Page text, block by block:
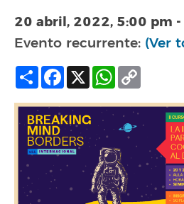
20 abril, 2022, 5:00 pm -
Evento recurrente: (Ver
Compartir
Facebook
X WhatsApp